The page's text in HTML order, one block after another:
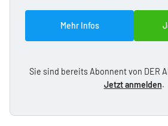
Mehr Infos
Sie sind bereits Abonnent von DER
Jetzt anmelden.